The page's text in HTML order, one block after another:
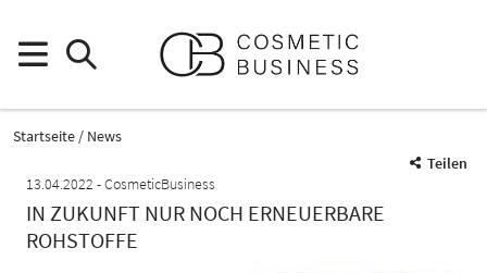
Startseite
News
Teilen
13.04.2022
CosmeticBusiness
IN ZUKUNFT NUR NOCH ERNEUERBARE
ROHSTOFFE